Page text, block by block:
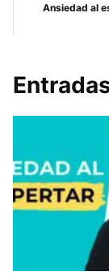
Ansiedad al